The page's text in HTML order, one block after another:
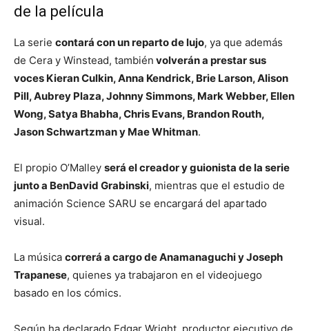
de la película
La serie contará con un reparto de lujo, ya que además
de Cera y Winstead, también volverán a prestar sus
voces Kieran Culkin, Anna Kendrick, Brie Larson, Alison
Pill, Aubrey Plaza, Johnny Simmons, Mark Webber, Ellen
Wong, Satya Bhabha, Chris Evans, Brandon Routh,
Jason Schwartzman y Mae Whitman.
El propio O’Malley será el creador y guionista de la serie
junto a BenDavid Grabinski, mientras que el estudio de
animación Science SARU se encargará del apartado
visual.
La música correrá a cargo de Anamanaguchi y Joseph
Trapanese, quienes ya trabajaron en el videojuego
basado en los cómics.